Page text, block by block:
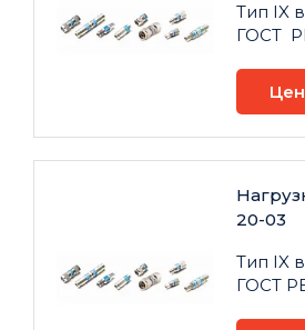
Тип IX
ГОСТ
20-03
Тип IX
ГОСТ